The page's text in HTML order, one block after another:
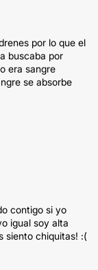
por lo que el
buscaba por
era sangre
se absorbe
contigo si yo
igual soy alta
siento chiquitas! :(